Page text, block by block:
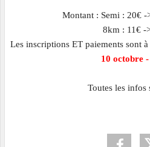
Montant : Semi : 20€ -
8km : 11€ ->
Les inscriptions ET paiements sont
10 octobre
Toutes les infos